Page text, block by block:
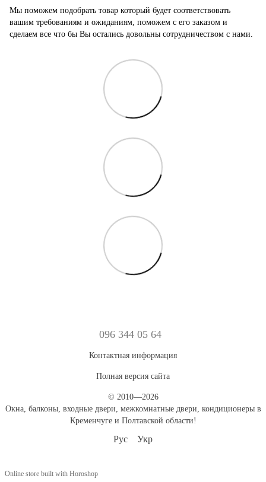
Мы поможем подобрать товар который будет соответствовать
вашим требованиям и ожиданиям, поможем с его заказом и
сделаем все что бы Вы остались довольны сотрудничеством с нами.
096 344 05 64
Контактная информация
Полная версия сайта
© 2010—2026
Окна, балконы, входные двери, межкомнатные двери, кондиционеры в
Кременчуге и Полтавской области!
Рус Укр
Online store built with Horoshop